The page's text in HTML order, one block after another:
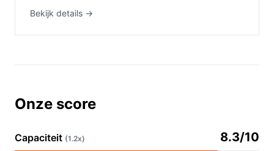
Bekijk details →
Onze score
Capaciteit (1.2x) 8.3/10